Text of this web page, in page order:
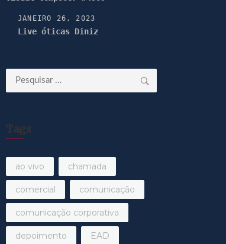
JANEIRO 26, 2023
Live óticas Diniz
Pesquisar
por:
Tags
ao vivo chamada
comercial comunicação
comunicação corporativa
depoimento EAD